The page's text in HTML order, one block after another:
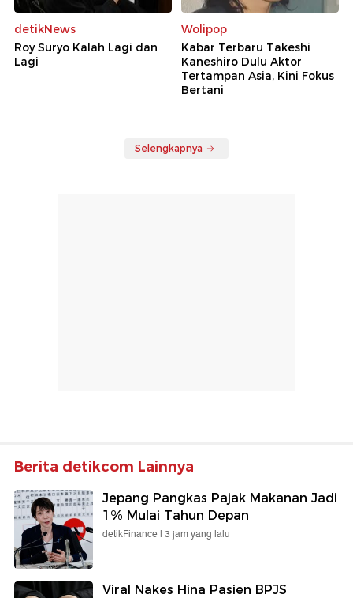
detikNews
Roy Suryo Kalah Lagi dan
Lagi
Wolipop
Kabar Terbaru Takeshi
Kaneshiro Dulu Aktor
Tertampan Asia, Kini Fokus
Bertani
Selengkapnya
Berita detikcom Lainnya
Jepang Pangkas Pajak Makanan Jadi
1% Mulai Tahun Depan
detikFinance | 3 jam yang lalu
Viral Nakes Hina Pasien BPJS